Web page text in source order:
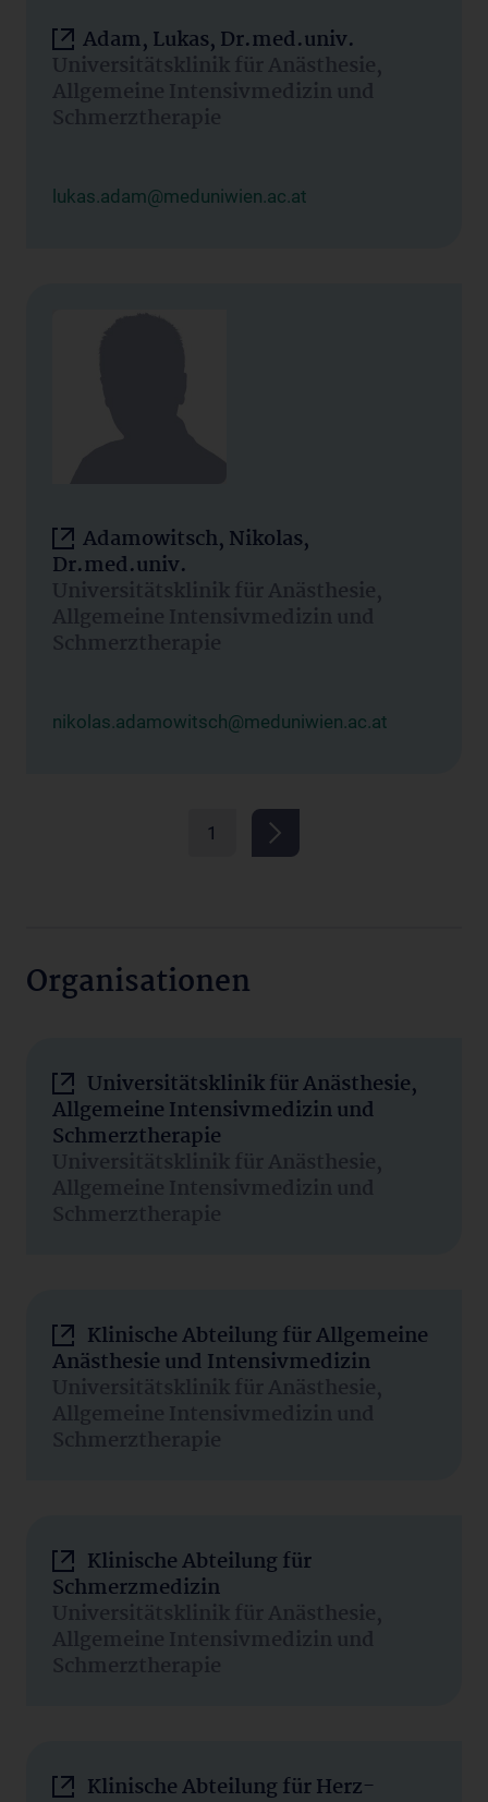
Adam, Lukas, Dr.med.univ.
Universitätsklinik für Anästhesie,
Allgemeine Intensivmedizin und
Schmerztherapie
lukas.adam@meduniwien.ac.at
Adamowitsch, Nikolas,
Dr.med.univ.
Universitätsklinik für Anästhesie,
Allgemeine Intensivmedizin und
Schmerztherapie
nikolas.adamowitsch@meduniwien.ac.at
1
Organisationen
Universitätsklinik für Anästhesie,
Allgemeine Intensivmedizin und
Schmerztherapie
Universitätsklinik für Anästhesie,
Allgemeine Intensivmedizin und
Schmerztherapie
Klinische Abteilung für Allgemeine
Anästhesie und Intensivmedizin
Universitätsklinik für Anästhesie,
Allgemeine Intensivmedizin und
Schmerztherapie
Klinische Abteilung für
Schmerzmedizin
Universitätsklinik für Anästhesie,
Allgemeine Intensivmedizin und
Schmerztherapie
Klinische Abteilung für Herz-